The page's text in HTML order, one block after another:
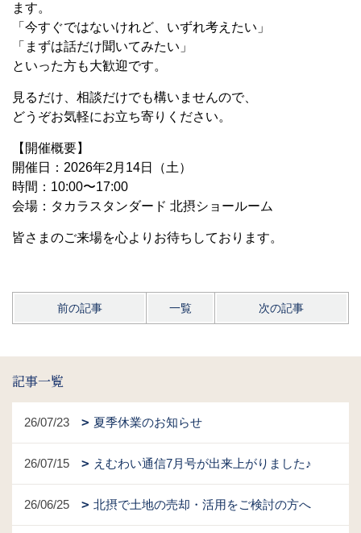
ます。
「今すぐではないけれど、いずれ考えたい」
「まずは話だけ聞いてみたい」
といった方も大歓迎です。
見るだけ、相談だけでも構いませんので、
どうぞお気軽にお立ち寄りください。
【開催概要】
開催日：2026年2月14日（土）
時間：10:00〜17:00
会場：タカラスタンダード 北摂ショールーム
皆さまのご来場を心よりお待ちしております。
前の記事 一覧 次の記事
記事一覧
26/07/23 夏季休業のお知らせ
26/07/15 えむわい通信7月号が出来上がりました♪
26/06/25 北摂で土地の売却・活用をご検討の方へ